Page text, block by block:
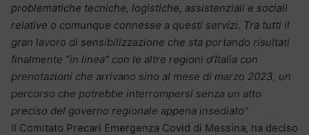
problematiche tecniche, logistiche, assistenziali e sociali
relative o comunque connesse a questi servizi. Tra tutti il
gran lavoro di sensibilizzazione che sta portando risultati
finalmente “in linea” con le altre regioni d’Italia con
prenotazioni che arrivano sino al mese di marzo 2023, un
percorso che potrebbe interrompersi senza un atto
preciso del governo regionale appena insediato”
Il Comitato Precari Emergenza Covid di Messina, ha deciso